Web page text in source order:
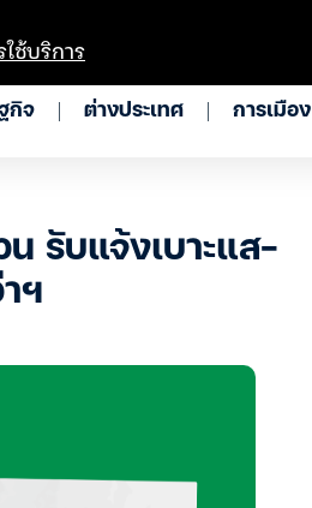
กิจ ต่างประเทศ การเมือง
รับแจ้งเบาะแส-
ฯ
ช้บริการ